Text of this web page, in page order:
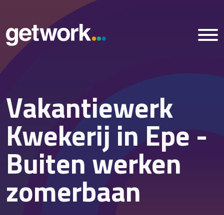
Home
Vacatures
Nieuws
Over ons
Vestigingen
Vakantiewerk
Kwekerij in Epe -
Buiten werken
zomerbaan